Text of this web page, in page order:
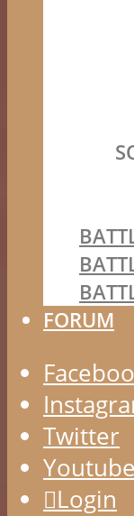
FORUM
Twitter
Youtube
Login